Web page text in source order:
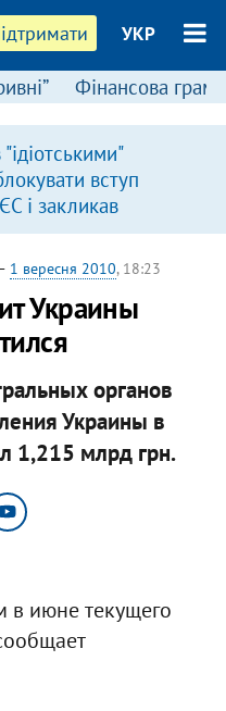
УКР
Фінансова
вступ
і закликав
1 вересня 2010, 18:23
Украины
органов
Украины в
1,215 млрд грн.
в июне текущего